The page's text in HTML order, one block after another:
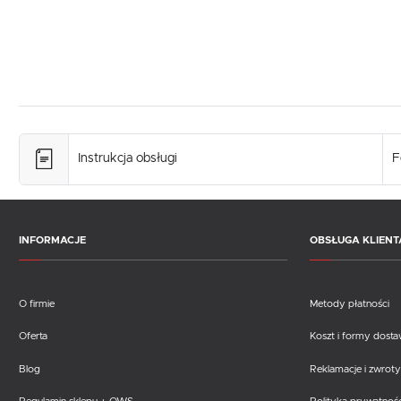
Instrukcja obsługi
INFORMACJE
O firmie
Oferta
Blog
OBSŁUGA
Metody płatności
Koszt i formy
Reklamacje i zwroty